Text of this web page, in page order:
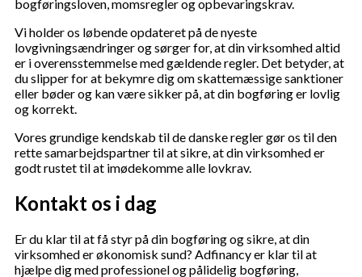
bogføringsloven, momsregler og opbevaringskrav.
Vi holder os løbende opdateret på de nyeste
lovgivningsændringer og sørger for, at din virksomhed altid
er i overensstemmelse med gældende regler. Det betyder, at
du slipper for at bekymre dig om skattemæssige sanktioner
eller bøder og kan være sikker på, at din bogføring er lovlig
og korrekt.
Vores grundige kendskab til de danske regler gør os til den
rette samarbejdspartner til at sikre, at din virksomhed er
godt rustet til at imødekomme alle lovkrav.
Kontakt os i dag
Er du klar til at få styr på din bogføring og sikre, at din
virksomhed er økonomisk sund? Adfinancy er klar til at
hjælpe dig med professionel og pålidelig bogføring,